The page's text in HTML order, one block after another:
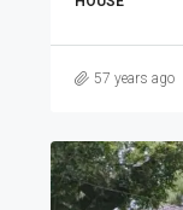
57 years ago